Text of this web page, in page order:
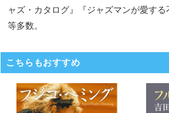
ャズ・カタログ』『ジャズマンが愛する
等多数。
こちらもおすすめ